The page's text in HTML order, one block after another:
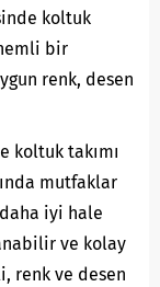
koltuk
bir
renk, desen
koltuk takımı
mutfaklar
iyi hale
ve kolay
renk ve desen